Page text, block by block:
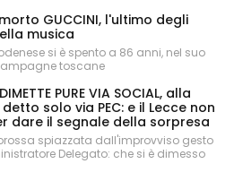
morto GUCCINI, l'ultimo degli
musica
si è spento a 86 anni, nel suo
toscane
PURE VIA SOCIAL, alla
solo via PEC: e il Lecce non
dare il segnale della sorpresa
spiazzata dall'improvviso gesto
Delegato: che si è dimesso